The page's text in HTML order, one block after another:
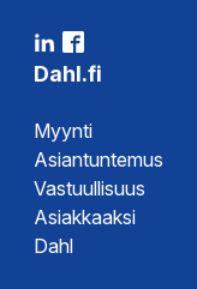
Dahl.fi
Myynti
Asiantuntemus
Vastuullisuus
Asiakkaaksi
Dahl